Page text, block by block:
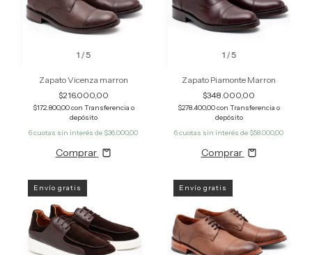
1 /5
Zapato Vicenza marron
$216.000,00
$172.800,00con Transferencia o
depósito
6cuotas sin interés de $36.000,00
Comprar
1 /5
Zapato Piamonte Marron
$348.000,00
$278.400,00con Transferencia o
depósito
6cuotas sin interés de $58.000,00
Comprar
Envío gratis Envío gratis